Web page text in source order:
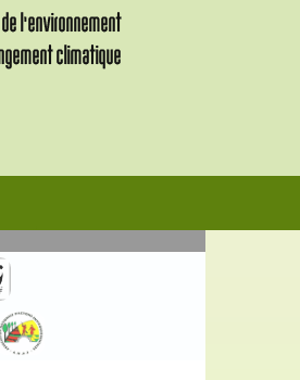
AE : Journées Agroécologiques ALEFA AE,